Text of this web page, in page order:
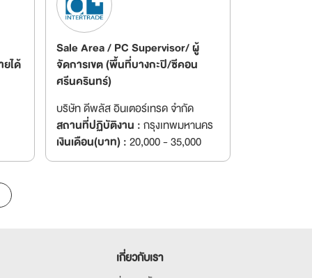
ได้
Sale Area / PC Supervisor/ ผู้
จัดการเขต (พื้นที่บางกะปิ/ซีคอน
ศรีนครินทร์)
บริษัท ดีพลัส อินเตอร์เทรด จำกัด
สถานที่ปฏิบัติงาน :กรุงเทพมหานคร
เงินเดือน(บาท) :20,000 - 35,000
เกี่ยวกับเรา